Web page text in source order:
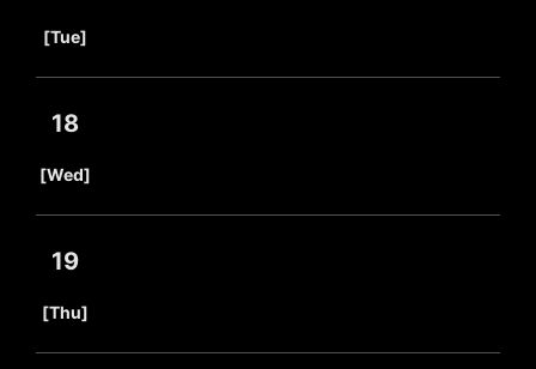
[Tue]
18
[Wed]
19
[Thu]